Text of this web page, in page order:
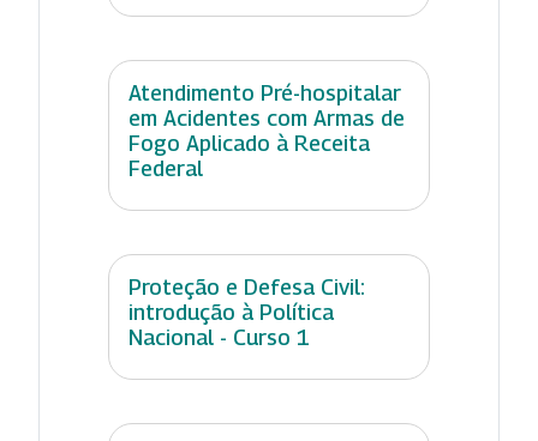
Atendimento Pré-hospitalar
em Acidentes com Armas de
Fogo Aplicado à Receita
Federal
Proteção e Defesa Civil:
introdução à Política
Nacional - Curso 1